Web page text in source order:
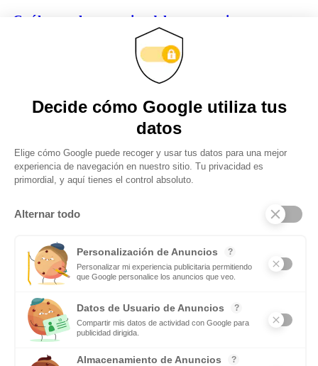
¿Cuáles son las ventajas del entrenamiento
Son muchas las personas que piensan que el personal trainer es una
figura totalmente innecesario producto de las modas y cuyos
nada más lejos
Obtenga actualizaciones y manténgase
conectado: suscríbase a nuestro boletín
maestro de Educación Física
Leer mas